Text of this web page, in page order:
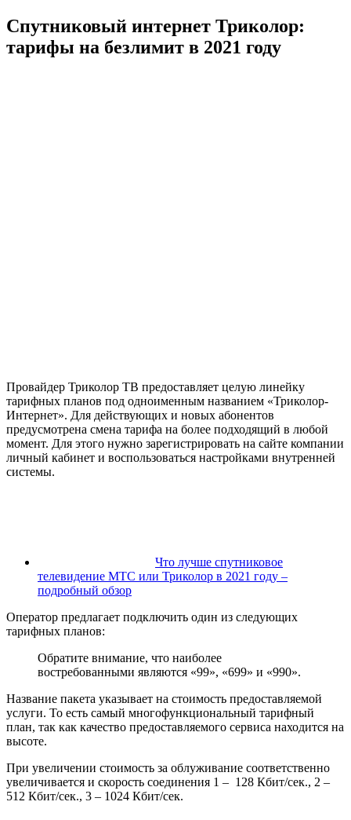
Спутниковый интернет Триколор:
тарифы на безлимит в 2021 году
Провайдер Триколор ТВ предоставляет целую линейку
тарифных планов под одноименным названием «Триколор-
Интернет». Для действующих и новых абонентов
предусмотрена смена тарифа на более подходящий в любой
момент. Для этого нужно зарегистрировать на сайте компании
личный кабинет и воспользоваться настройками внутренней
системы.
Что лучше спутниковое
телевидение МТС или Триколор в 2021 году –
подробный обзор
Оператор предлагает подключить один из следующих
тарифных планов:
Обратите внимание, что наиболее
востребованными являются «99», «699» и «990».
Название пакета указывает на стоимость предоставляемой
услуги. То есть самый многофункциональный тарифный
план, так как качество предоставляемого сервиса находится на
высоте.
При увеличении стоимость за облуживание соответственно
увеличивается и скорость соединения 1 – 128 Кбит/сек., 2 –
512 Кбит/сек., 3 – 1024 Кбит/сек.